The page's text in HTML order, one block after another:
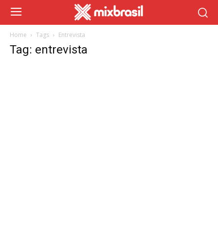
Home Tags Entrevista
Tag: entrevista